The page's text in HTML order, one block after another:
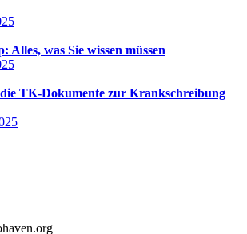
Alles, was Sie wissen müssen
die TK-Dokumente zur Krankschreibung